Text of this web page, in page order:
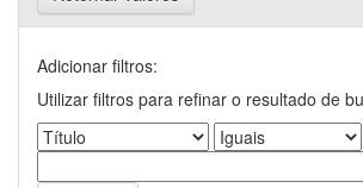
Adicionar filtros:
Utilizar filtros para refinar o resultado de